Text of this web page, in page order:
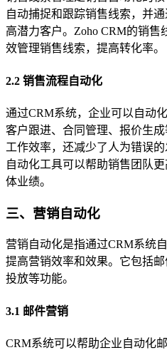
自动捕捉和跟踪销售线索，并
高潜力客户。Zoho CRM的销
效管理销售线索，提高转化率。
2.2 销售流程自动化
通过CRM系统，企业可以自动
客户跟进、合同管理、报价生
工作效率，还减少了人为错误
自动化工具可以帮助销售团队
体业绩。
三、营销自动化
营销自动化是指通过CRM系统
提高营销效率和效果。它包括
投放等功能。
3.1 邮件营销
CRM系统可以帮助企业自动化